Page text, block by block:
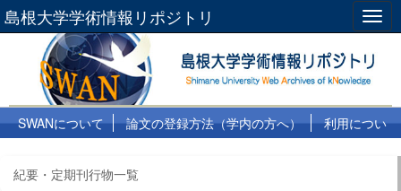
島根大学学術情報リポジトリ
SWANについて 論文の登録方法（学内の方へ）
利用につい
紀要・定期刊行物一覧